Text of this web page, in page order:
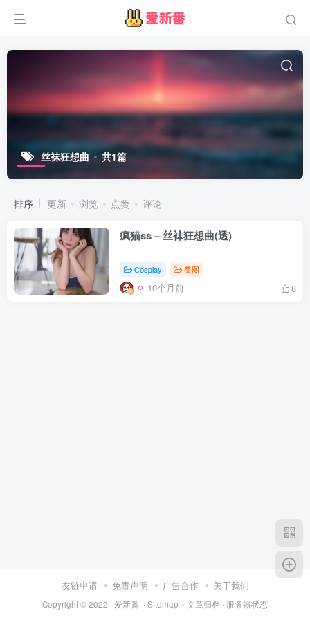
丝袜狂想曲 共1篇
排序 更新 浏览 点赞 评论
疯猫ss – 丝袜狂想曲(透)
Cosplay 美图
10个月前 8
友链申请 免责声明 广告合作 关于我们
Copyright © 2022 · 爱新番 · Sitemap · 文章归档 · 服务器状态